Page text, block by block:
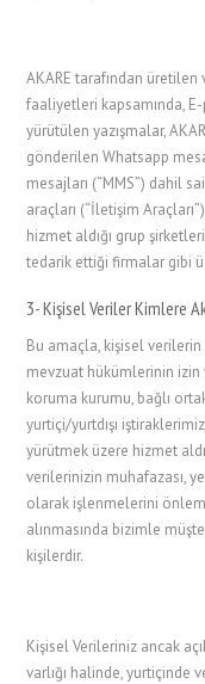
AKARE tarafından üretilen
faaliyetleri kapsamında,
yürütülen yazışmalar,
gönderilen Whatsapp
mesajları (“MMS”) dahil
araçları (“İletişim
hizmet aldığı grup
tedarik ettiği firmalar gibi
3- Kişisel Veriler Kimlere
Bu amaçla, kişisel
mevzuat hükümlerinin
koruma kurumu, bağlı
yurtiçi/yurtdışı
yürütmek üzere hizmet
verilerinizin muhafazası,
olarak işlenmelerini
alınmasında bizimle
kişilerdir.
Kişisel Verileriniz ancak
varlığı halinde, yurtiçinde